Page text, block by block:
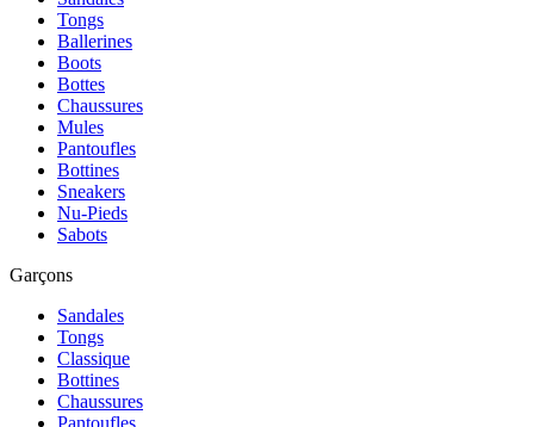
Tongs
Ballerines
Boots
Bottes
Chaussures
Mules
Pantoufles
Bottines
Sneakers
Nu-Pieds
Sabots
Garçons
Sandales
Tongs
Classique
Bottines
Chaussures
Pantoufles